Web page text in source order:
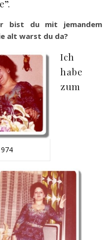
bist du mit jemandem
alt warst du da?
Ich
habe
zum